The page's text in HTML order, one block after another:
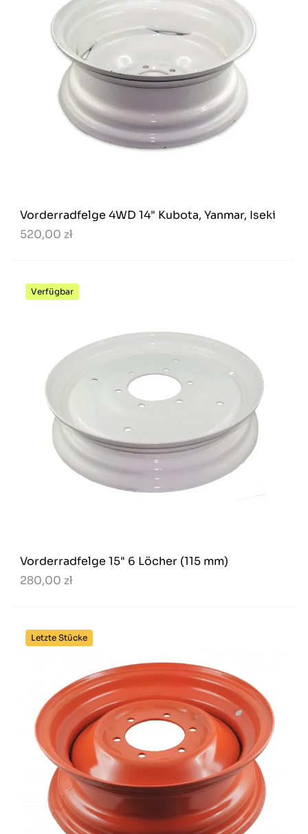
Vorderradfelge 4WD 14" Kubota, Yanmar, Iseki
520,00 zł
Verfügbar
Vorderradfelge 15" 6 Löcher (115 mm)
280,00 zł
Letzte Stücke